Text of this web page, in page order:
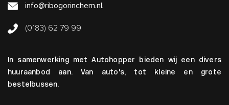
info@ribogorinchem.nl
(0183) 62 79 99
In samenwerking met Autohopper bieden wij een divers
huuraanbod aan. Van auto's, tot kleine en grote
bestelbussen.